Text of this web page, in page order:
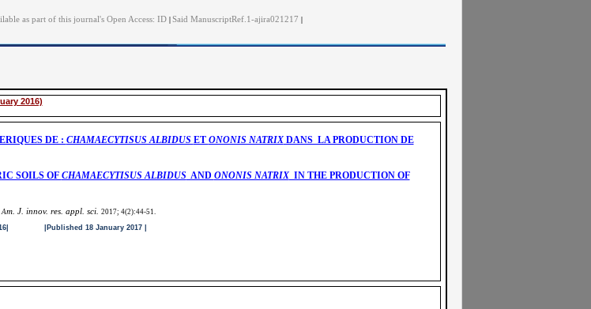
as part of this journal's Open Access: ID Said ManuscriptRef.1-ajira021217
2016)
DE : CHAMAECYTISUS ALBIDUS ET ONONIS NATRIXDANS LA PRODUCTION DE
SOILS OF CHAMAECYTISUS ALBIDUS AND ONONIS NATRIXIN THE PRODUCTION OF
Am. J. innov. res. appl. sci. 2017; 4(2):44-51.
|Published 18 January 2017 |